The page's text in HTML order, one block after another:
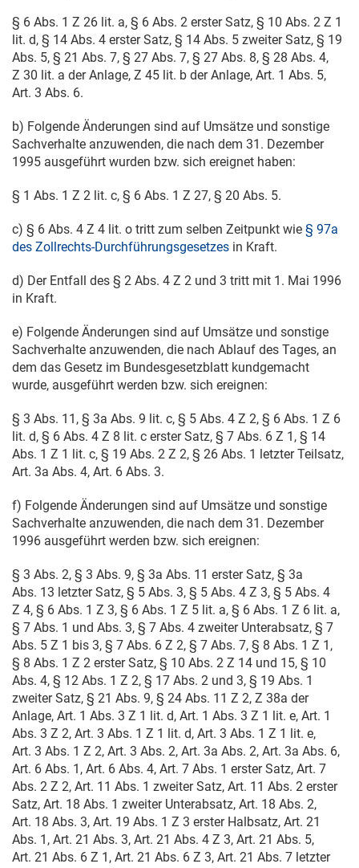
§ 6 Abs. 1 Z 26 lit. a, § 6 Abs. 2 erster Satz, § 10 Abs. 2 Z 1
lit. d, § 14 Abs. 4 erster Satz, § 14 Abs. 5 zweiter Satz, § 19
Abs. 5, § 21 Abs. 7, § 27 Abs. 7, § 27 Abs. 8, § 28 Abs. 4,
Z 30 lit. a der Anlage, Z 45 lit. b der Anlage, Art. 1 Abs. 5,
Art. 3 Abs. 6.
b) Folgende Änderungen sind auf Umsätze und sonstige
Sachverhalte anzuwenden, die nach dem 31. Dezember
1995 ausgeführt wurden bzw. sich ereignet haben:
§ 1 Abs. 1 Z 2 lit. c, § 6 Abs. 1 Z 27, § 20 Abs. 5.
c) § 6 Abs. 4 Z 4 lit. o tritt zum selben Zeitpunkt wie § 97a
des Zollrechts-Durchführungsgesetzes in Kraft.
d) Der Entfall des § 2 Abs. 4 Z 2 und 3 tritt mit 1. Mai 1996
in Kraft.
e) Folgende Änderungen sind auf Umsätze und sonstige
Sachverhalte anzuwenden, die nach Ablauf des Tages, an
dem das Gesetz im Bundesgesetzblatt kundgemacht
wurde, ausgeführt werden bzw. sich ereignen:
§ 3 Abs. 11, § 3a Abs. 9 lit. c, § 5 Abs. 4 Z 2, § 6 Abs. 1 Z 6
lit. d, § 6 Abs. 4 Z 8 lit. c erster Satz, § 7 Abs. 6 Z 1, § 14
Abs. 1 Z 1 lit. c, § 19 Abs. 2 Z 2, § 26 Abs. 1 letzter Teilsatz,
Art. 3a Abs. 4, Art. 6 Abs. 3.
f) Folgende Änderungen sind auf Umsätze und sonstige
Sachverhalte anzuwenden, die nach dem 31. Dezember
1996 ausgeführt werden bzw. sich ereignen:
§ 3 Abs. 2, § 3 Abs. 9, § 3a Abs. 11 erster Satz, § 3a
Abs. 13 letzter Satz, § 5 Abs. 3, § 5 Abs. 4 Z 3, § 5 Abs. 4
Z 4, § 6 Abs. 1 Z 3, § 6 Abs. 1 Z 5 lit. a, § 6 Abs. 1 Z 6 lit. a,
§ 7 Abs. 1 und Abs. 3, § 7 Abs. 4 zweiter Unterabsatz, § 7
Abs. 5 Z 1 bis 3, § 7 Abs. 6 Z 2, § 7 Abs. 7, § 8 Abs. 1 Z 1,
§ 8 Abs. 1 Z 2 erster Satz, § 10 Abs. 2 Z 14 und 15, § 10
Abs. 4, § 12 Abs. 1 Z 2, § 17 Abs. 2 und 3, § 19 Abs. 1
zweiter Satz, § 21 Abs. 9, § 24 Abs. 11 Z 2, Z 38a der
Anlage, Art. 1 Abs. 3 Z 1 lit. d, Art. 1 Abs. 3 Z 1 lit. e, Art. 1
Abs. 3 Z 2, Art. 3 Abs. 1 Z 1 lit. d, Art. 3 Abs. 1 Z 1 lit. e,
Art. 3 Abs. 1 Z 2, Art. 3 Abs. 2, Art. 3a Abs. 2, Art. 3a Abs. 6,
Art. 6 Abs. 1, Art. 6 Abs. 4, Art. 7 Abs. 1 erster Satz, Art. 7
Abs. 2 Z 2, Art. 11 Abs. 1 zweiter Satz, Art. 11 Abs. 2 erster
Satz, Art. 18 Abs. 1 zweiter Unterabsatz, Art. 18 Abs. 2,
Art. 18 Abs. 3, Art. 19 Abs. 1 Z 3 erster Halbsatz, Art. 21
Abs. 1, Art. 21 Abs. 3, Art. 21 Abs. 4 Z 3, Art. 21 Abs. 5,
Art. 21 Abs. 6 Z 1, Art. 21 Abs. 6 Z 3, Art. 21 Abs. 7 letzter